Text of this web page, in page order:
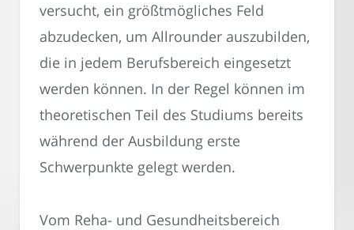
versucht, ein größtmögliches Feld
abzudecken, um Allrounder auszubilden,
die in jedem Berufsbereich eingesetzt
werden können. In der Regel können im
theoretischen Teil des Studiums bereits
während der Ausbildung erste
Schwerpunkte gelegt werden.
Vom Reha- und Gesundheitsbereich